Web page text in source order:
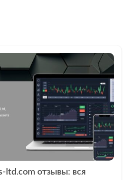
ltd.com отзывы: вся